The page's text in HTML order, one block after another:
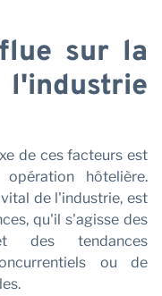
sur la
de ces facteurs est
hôtelière.
de l'industrie, est
qu'il s'agisse des
des tendances
ou de